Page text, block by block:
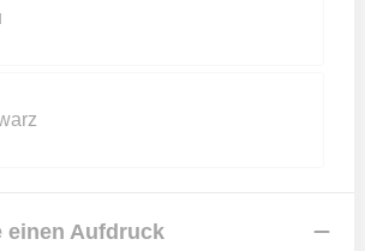
einen Aufdruck